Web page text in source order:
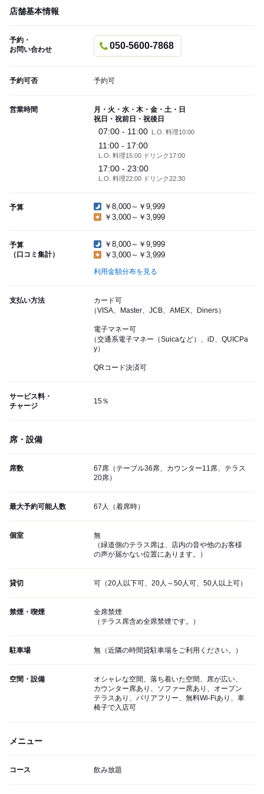
店舗基本情報
予約・
お問い合わせ
050-5600-7868
予約可否 予約可
営業時間
月・火・水・木・金・土・日
祝日・祝前日・祝後日
07:00 - 11:00 L.O. 料理10:00
11:00 - 17:00
L.O. 料理15:00 ドリンク17:00
17:00 - 23:00
L.O. 料理22:00 ドリンク22:30
予算
￥8,000～￥9,999
￥3,000～￥3,999
予算
（口コミ集計）
￥8,000～￥9,999
￥3,000～￥3,999
利用金額分布を見る
支払い方法
カード可
（VISA、Master、JCB、AMEX、Diners）
電子マネー可
（交通系電子マネー（Suicaなど）、iD、QUICPa
y）
QRコード決済可
サービス料・
チャージ
15％
席・設備
席数
67席（テーブル36席、カウンター11席、テラス
20席）
最大予約可能人数 67人（着席時）
個室
無
（緑道側のテラス席は、店内の音や他のお客様
の声が届かない位置にあります。）
貸切 可（20人以下可、20人～50人可、50人以上可）
禁煙・喫煙
全席禁煙
（テラス席含め全席禁煙です。）
駐車場 無（近隣の時間貸駐車場をご利用ください。）
空間・設備
オシャレな空間、落ち着いた空間、席が広い、
カウンター席あり、ソファー席あり、オープン
テラスあり、バリアフリー、無料Wi-Fiあり、車
椅子で入店可
メニュー
コース 飲み放題